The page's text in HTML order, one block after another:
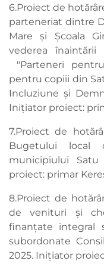
6.Proiect de
parteneriat dintre
Mare și Școala
vederea
"Parteneri
pentru copiii din
Incluziune și
Inițiator proiect:
7.Proiect de
Bugetului
municipiului
proiect: primar
8.Proiect de
de venituri şi
finanţate integral
subordonate
2025. Inițiator